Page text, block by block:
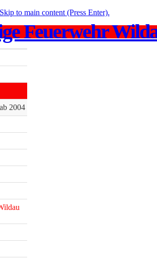
Skip to main content (Press Enter).
2004